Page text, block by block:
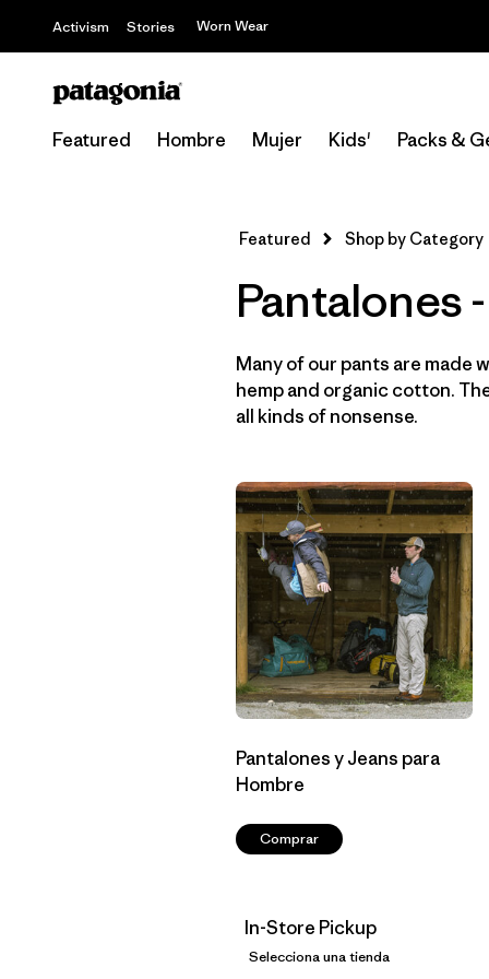
Activism Stories Worn Wear
Featured Hombre Mujer Kids' Packs &
Featured Shop by Category
Pantalones
Many of our pants are made
hemp and organic cotton.
all kinds of nonsense.
Pantalones y Jeans para
Hombre
Comprar
In-Store Pickup
Selecciona una tienda